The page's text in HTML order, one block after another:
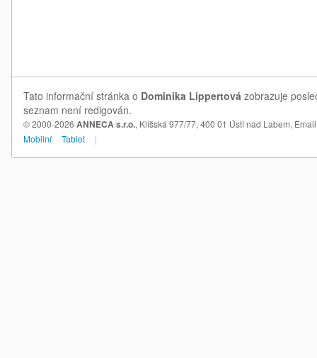
Tato informační stránka o Dominika Lippertová zobrazuje
seznam není redigován.
© 2000-2026 ANNECA s.r.o., Klíšská 977/77, 400 01 Ústí nad Labem,
Mobilní
Tablet |